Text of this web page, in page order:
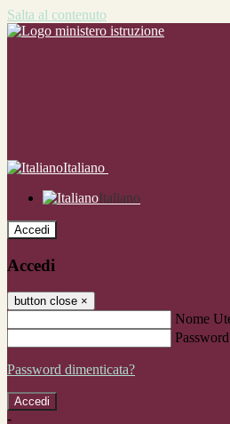
Salta al contenuto
Italiano
Italiano
Accedi
Accedi
button close ×
Nome
Password
Password dimenticata?
-